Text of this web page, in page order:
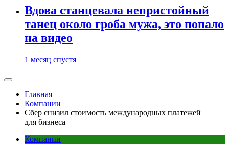
Вдова станцевала непристойный
танец около гроба мужа, это попало
на видео
1 месяц спустя
Главная
Компании
Сбер снизил стоимость международных платежей
для бизнеса
Компании